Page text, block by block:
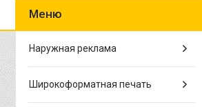
Наружная реклама
Широкоформатная печать